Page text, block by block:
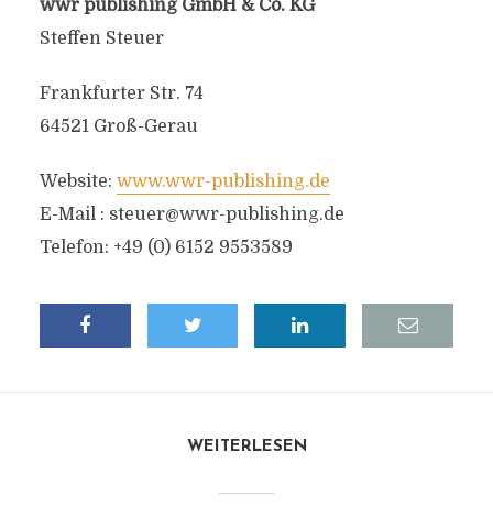
wwr publishing GmbH & Co. KG
Steffen Steuer
Frankfurter Str. 74
64521 Groß-Gerau
Website: www.wwr-publishing.de
E-Mail : steuer@wwr-publishing.de
Telefon: +49 (0) 6152 9553589
WEITERLESEN